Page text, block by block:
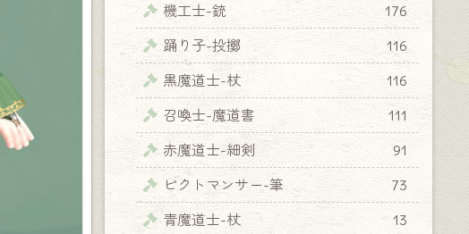
機工士-銃
176
踊り子-投擲
116
黒魔道士-杖
116
召喚士-魔道書
111
赤魔道士-細剣
91
ピクトマンサー-筆
73
青魔道士-杖
13